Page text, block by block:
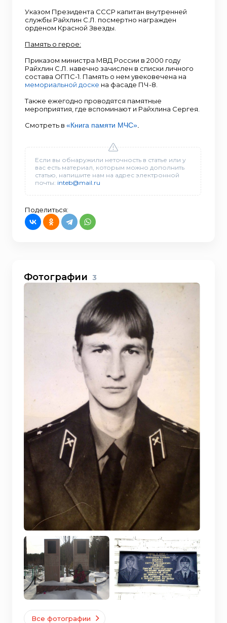
Указом Президента СССР капитан внутренней
службы Райхлин С.Л. посмертно награжден
орденом Красной Звезды.
Память о герое:
Приказом министра МВД России в 2000 году
Райхлин С.Л. навечно зачислен в списки личного
состава ОГПС-1. Память о нем увековечена на
мемориальной доске на фасаде ПЧ-8.
Также ежегодно проводятся памятные
мероприятия, где вспоминают и Райхлина Сергея.
Смотреть в «Книга памяти МЧС»
Если вы обнаружили неточность в статье или у
вас есть материал, которым можно дополнить
статью, напишите нам на адрес электронной
почты: inteb@mail.ru
Поделиться:
Фотографии 3
Все фотографии